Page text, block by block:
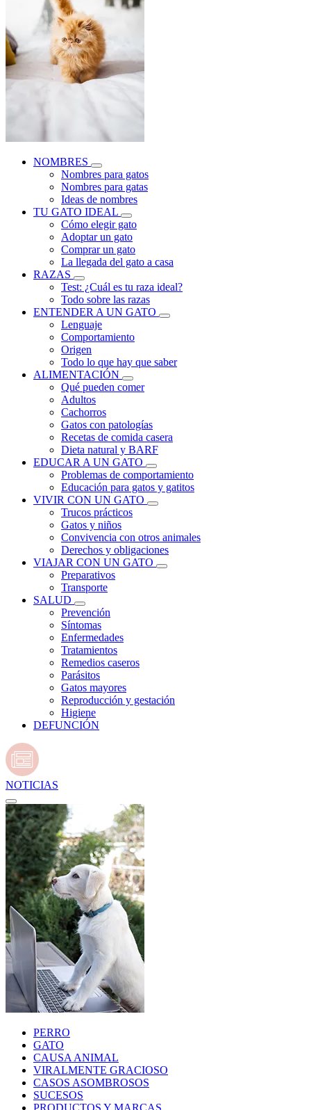
NOMBRES
Nombres para gatos
Nombres para gatas
Ideas de nombres
TU GATO IDEAL
Cómo elegir gato
Adoptar un gato
Comprar un gato
La llegada del gato a casa
RAZAS
Test: ¿Cuál es tu raza ideal?
Todo sobre las razas
ENTENDER A UN GATO
Lenguaje
Comportamiento
Origen
Todo lo que hay que saber
ALIMENTACIÓN
Qué pueden comer
Adultos
Cachorros
Gatos con patologías
Recetas de comida casera
Dieta natural y BARF
EDUCAR A UN GATO
Problemas de comportamiento
Educación para gatos y gatitos
VIVIR CON UN GATO
Trucos prácticos
Gatos y niños
Convivencia con otros animales
Derechos y obligaciones
VIAJAR CON UN GATO
Preparativos
Transporte
SALUD
Prevención
Síntomas
Enfermedades
Tratamientos
Remedios caseros
Parásitos
Gatos mayores
Reproducción y gestación
Higiene
DEFUNCIÓN
NOTICIAS
PERRO
GATO
CAUSA ANIMAL
VIRALMENTE GRACIOSO
CASOS ASOMBROSOS
SUCESOS
PRODUCTOS Y MARCAS